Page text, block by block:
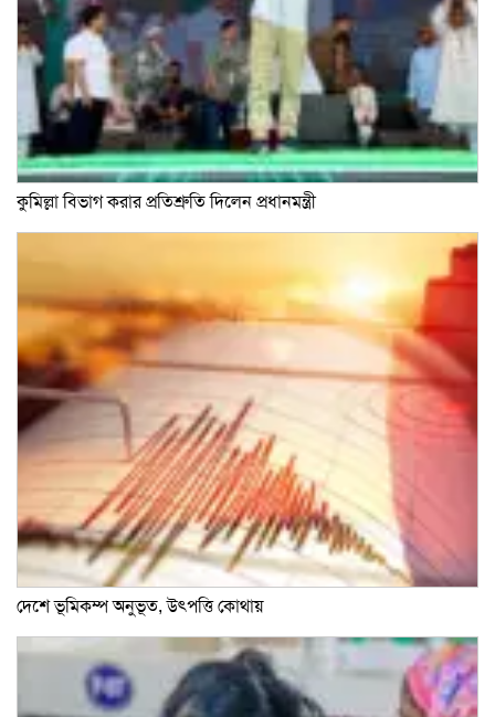
কুমিল্লা বিভাগ করার প্রতিশ্রুতি দিলেন প্রধানমন্ত্রী
দেশে ভূমিকম্প অনুভূত, উৎপত্তি কোথায়